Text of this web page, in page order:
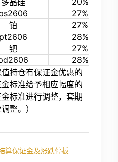
多晶硅
27%
铂
27%
pt2606
28%
钯
27%
28%
值持仓有保证金优惠的
标准给予相应幅度的
标准进行调整，套期
整。）
算保证金及涨跌停板